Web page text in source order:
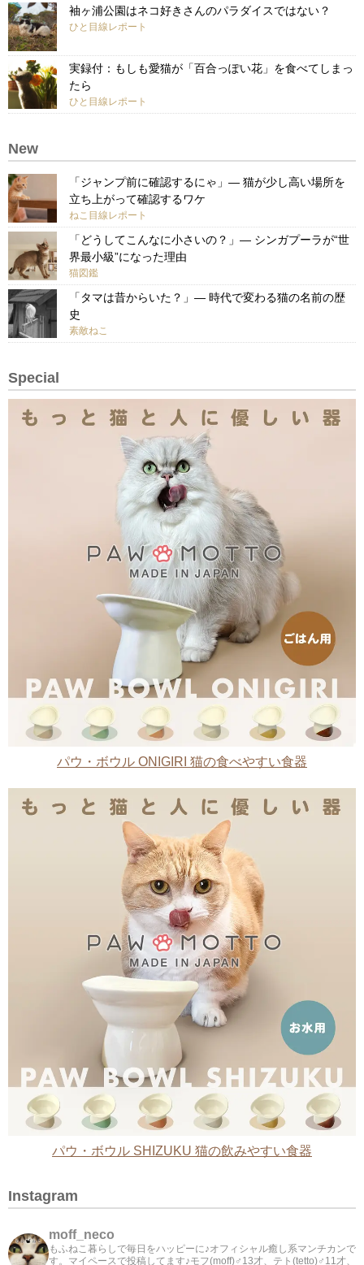
袖ヶ浦公園はネコ好きさんのパラダイスではない？
ひと目線レポート
実録付：もしも愛猫が「百合っぽい花」を食べてしまっ
たら
ひと目線レポート
New
「ジャンプ前に確認するにゃ」— 猫が少し高い場所を
立ち上がって確認するワケ
ねこ目線レポート
「どうしてこんなに小さいの？」— シンガプーラが“世
界最小級”になった理由
猫図鑑
「タマは昔からいた？」— 時代で変わる猫の名前の歴
史
素敵ねこ
Special
パウ・ボウル ONIGIRI 猫の食べやすい食器
パウ・ボウル SHIZUKU 猫の飲みやすい食器
Instagram
moff_neco
もふねこ暮らしで毎日をハッピーに♪オフィシャル癒し系マンチカンで
す。マイペースで投稿してます♪モフ(moff)♂13才、テト(tetto)♂11才、